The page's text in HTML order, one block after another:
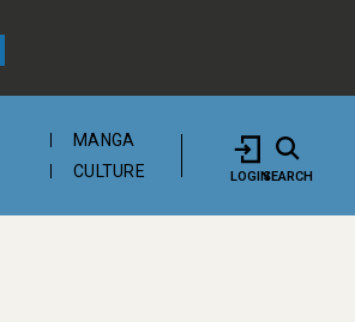
MANGA
CULTURE LOGINSEARCH